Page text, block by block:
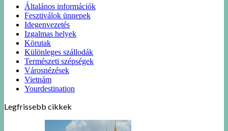
Általános információk
Fesztiválok ünnepek
Idegenvezetés
Izgalmas helyek
Körutak
Különleges szállodák
Természeti szépségek
Városnézések
Vietnám
Yourdestination
Legfrissebb cikkek